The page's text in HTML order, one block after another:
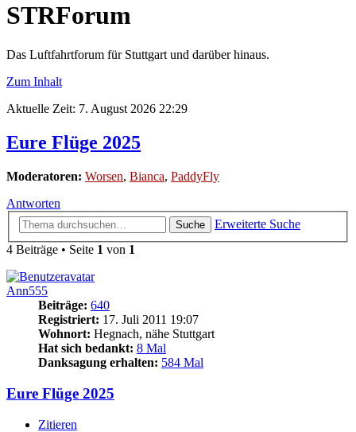
STRForum
Das Luftfahrtforum für Stuttgart und darüber hinaus.
Zum Inhalt
Aktuelle Zeit: 7. August 2026 22:29
Eure Flüge 2025
Moderatoren: Worsen, Bianca, PaddyFly
Antworten
Suche
Erweiterte Suche
4 Beiträge • Seite 1 von 1
Ann555
Beiträge: 640
Registriert: 17. Juli 2011 19:07
Wohnort: Hegnach, nähe Stuttgart
Hat sich bedankt: 8 Mal
Danksagung erhalten: 584 Mal
Eure Flüge 2025
Zitieren